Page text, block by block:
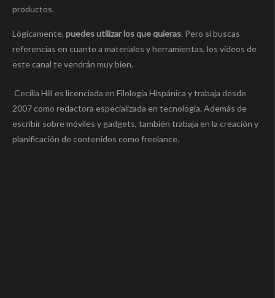
productos.
Lógicamente, puedes utilizar los que quieras. Pero si buscas
referencias en cuanto a materiales y herramientas, los vídeos de
este canal te vendrán muy bien.
Cecília Hill es licenciada en Filología Hispánica y trabaja desde
2007 como redactora especializada en tecnología. Además de
escribir sobre móviles y gadgets, también trabaja en la creación y
planificación de contenidos como freelance.